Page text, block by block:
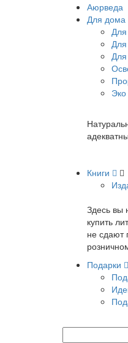
Аюрведа
Для дома
Для
Для
Книги
Здесь вы
купить
не сдают
Подарки